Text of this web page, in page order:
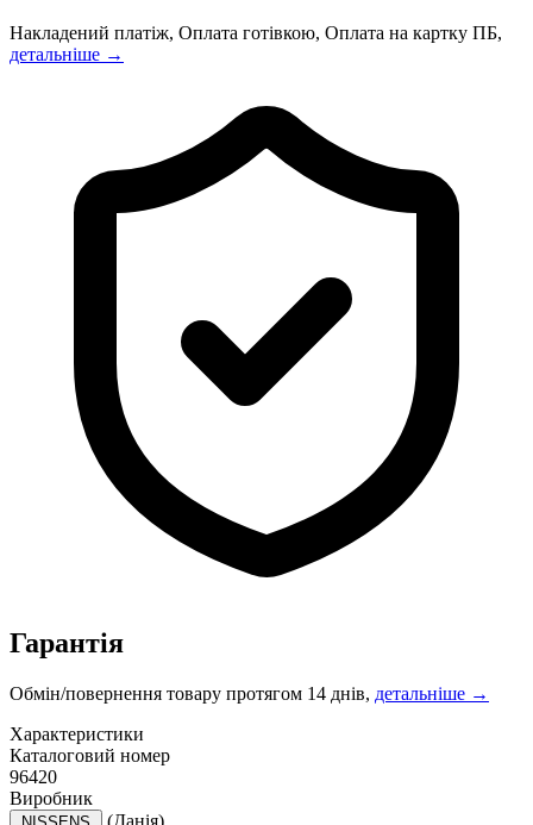
Накладений платіж, Оплата готівкою, Оплата на картку ПБ,
детальніше →
Гарантія
Обмін/повернення товару протягом 14 днів, детальніше →
Характеристики
Каталоговий номер
96420
Виробник
(Данія)